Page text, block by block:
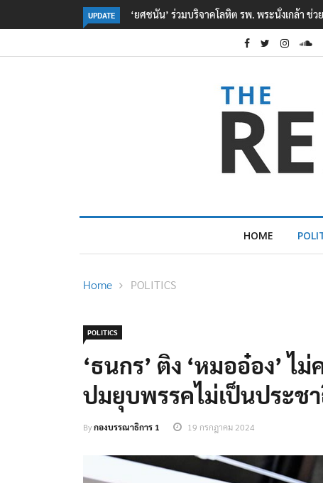
UPDATE ตร. อยู่ระหว่างสอบสวนแรงจูงใจ เหตุยิงในโรงเ
HOME
Home POLITICS
POLITICS
‘ธนกร’ ติง ‘หมออ๋อง’ ไ
ปมยุบพรรคไม่เป็นประช
Byกองบรรณาธิการ 1 19 กรกฎาคม 2024